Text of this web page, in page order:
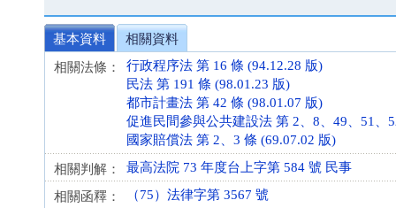
基本資料
相關資料
相關法條：
行政程序法 第 16 條 (94.12.28 版)
民法 第 191 條 (98.01.23 版)
都市計畫法 第 42 條 (98.01.07 版)
促進民間參與公共建設法 第 2、8、49、51、
國家賠償法 第 2、3 條 (69.07.02 版)
相關判解： 最高法院 73 年度台上字第 584 號 民事
相關函釋： （75）法律字第 3567 號